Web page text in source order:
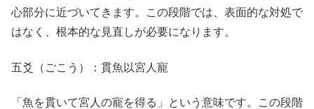
心部分に近づいてきます。この段階では、表面的な対処で
はなく、根本的な見直しが必要になります。
五爻（ごこう）：貫魚以宮人寵
「魚を貫いて宮人の寵を得る」という意味です。この段階